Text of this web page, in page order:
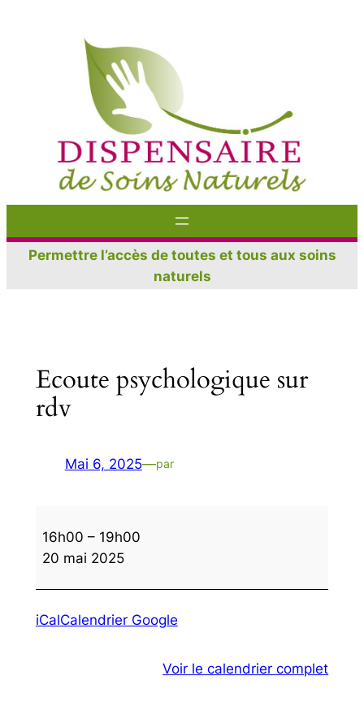
Permettre l’accès de toutes et tous aux soins
naturels
Ecoute psychologique sur
rdv
Mai 6, 2025—par
psychologique
sur
16h00 – 19h00
20 mai 2025
iCalCalendrier Google
Voir le calendrier complet